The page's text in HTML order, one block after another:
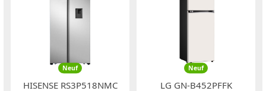
Neuf
HISENSE RS3P518NMC
Neuf
LG GN-B452PFFK